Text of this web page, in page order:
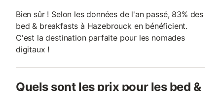
Bien sûr ! Selon les données de l'an passé, 83% des
bed & breakfasts à Hazebrouck en bénéficient.
C'est la destination parfaite pour les nomades
digitaux !
Quels sont les prix pour les bed &